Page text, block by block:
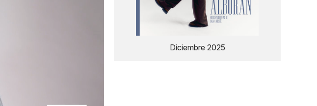
Diciembre 2025